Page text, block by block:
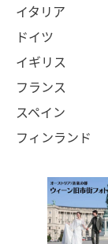
イタリア
ドイツ
イギリス
フランス
スペイン
フィンランド